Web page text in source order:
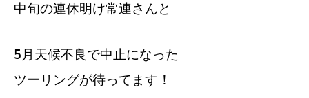
中旬の連休明け常連さんと
5月天候不良で中止になった
ツーリングが待ってます！